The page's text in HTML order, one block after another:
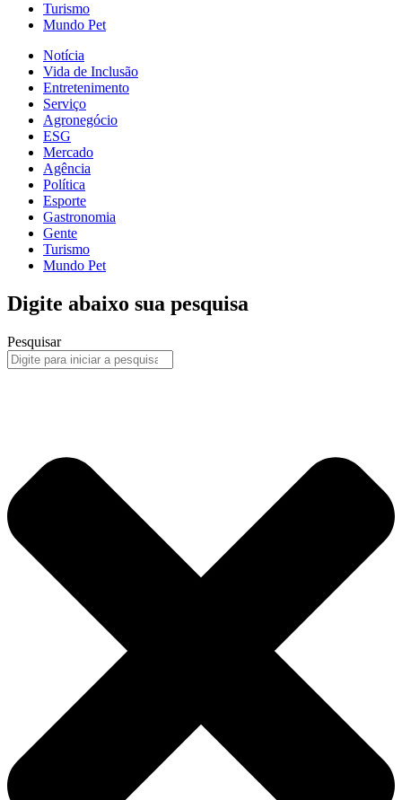
Turismo
Mundo Pet
Notícia
Vida de Inclusão
Entretenimento
Serviço
Agronegócio
ESG
Mercado
Agência
Política
Esporte
Gastronomia
Gente
Turismo
Mundo Pet
Digite abaixo sua pesquisa
Pesquisar